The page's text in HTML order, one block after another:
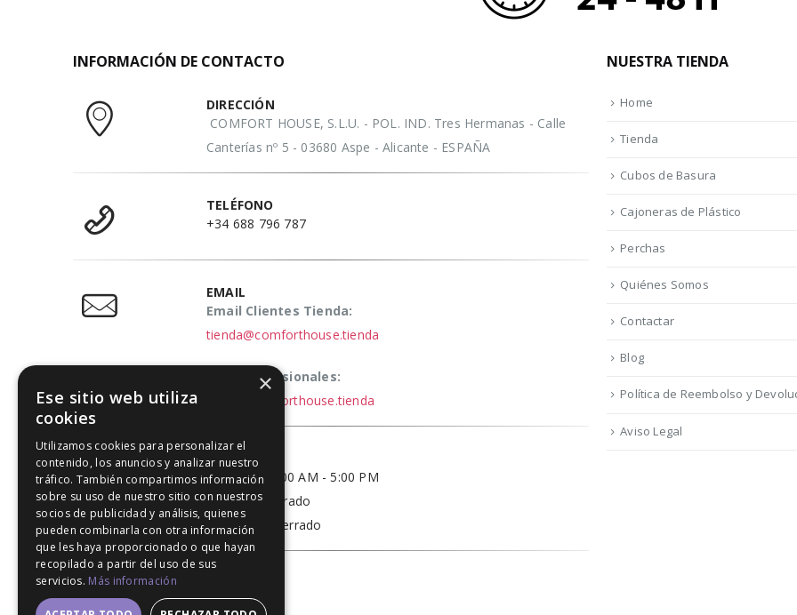
INFORMACIÓN DE CONTACTO
DIRECCIÓN
COMFORT HOUSE, S.L.U. - POL. IND. Tres Hermanas - Calle
Canterías nº 5 - 03680 Aspe - Alicante - ESPAÑA
TELÉFONO
+34 688 796 787
EMAIL
Email Clientes Tienda:
tienda@comforthouse.tienda
Email Profesionales:
elena@comforthouse.tienda
HORARIO
Lun - Vie / 9:00 AM - 5:00 PM
Sábado - Cerrado
Domingo - Cerrado
NUESTRA TIENDA
Home
Tienda
Cubos de Basura
Cajoneras de Plástico
Perchas
Quiénes Somos
Contactar
Blog
Política de Reembolso y
Aviso Legal
×
Ese sitio web utiliza
cookies
Utilizamos cookies para personalizar el
contenido, los anuncios y analizar nuestro
tráfico. También compartimos información
sobre su uso de nuestro sitio con nuestros
socios de publicidad y análisis, quienes
pueden combinarla con otra información
que les haya proporcionado o que hayan
recopilado a partir del uso de sus
servicios. Más información